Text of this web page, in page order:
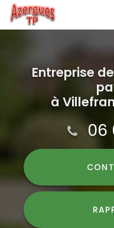
contenuEntreprise
à
06